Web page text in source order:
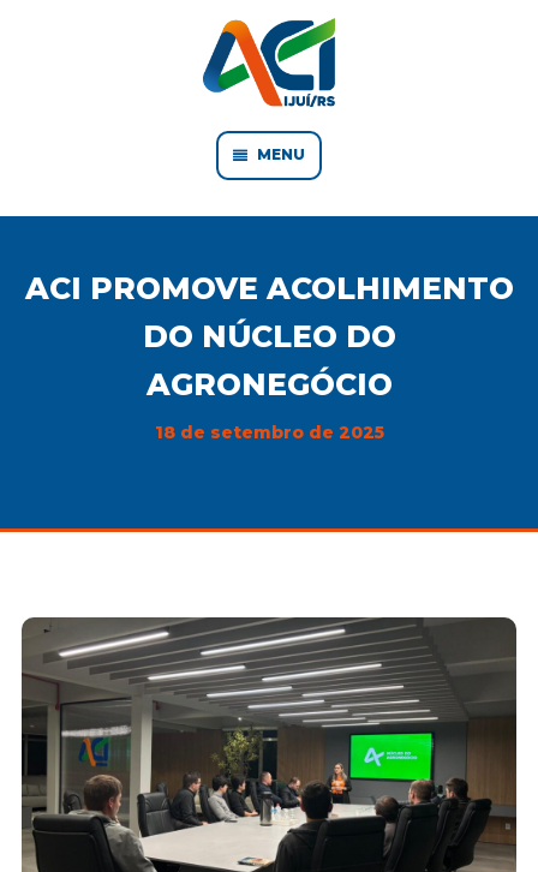
MENU
ACI PROMOVE ACOLHIMENTO
DO NÚCLEO DO
AGRONEGÓCIO
18 de setembro de 2025